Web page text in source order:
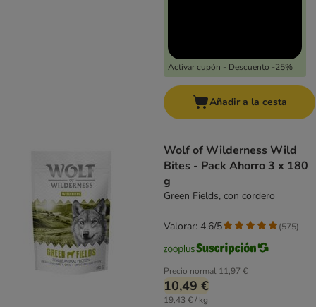
Activar cupón - Descuento -25%
Añadir a la cesta
Wolf of Wilderness Wild
Bites - Pack Ahorro 3 x 180
g
Green Fields, con cordero
Precio normal 11,97 €
10,49 €
19,43 € / kg
Valorar: 4.6/5 (575)